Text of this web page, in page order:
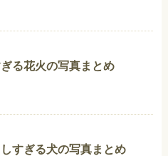
る花火の写真まとめ
すぎる犬の写真まとめ